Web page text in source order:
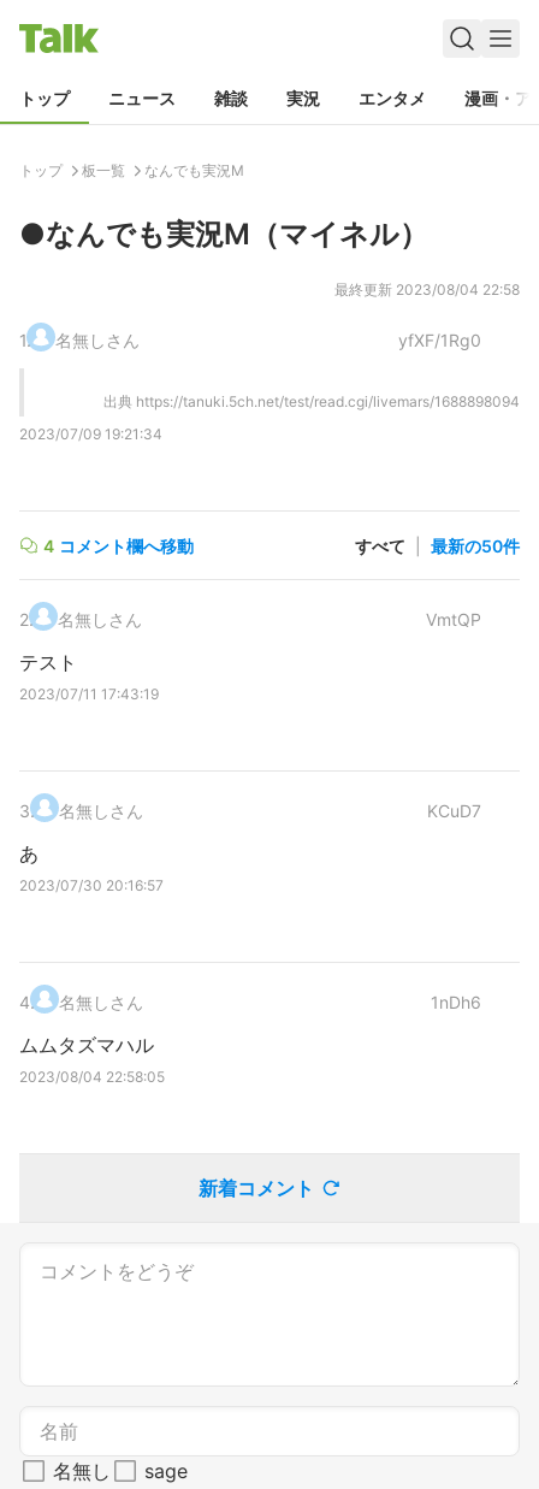
トップ ニュース 雑談 実況 エンタメ 漫画・ア
トップ 板一覧 なんでも実況M
●なんでも実況M（マイネル）
最終更新 2023/08/04 22:58
1. 名無しさん yfXF/1Rg0
出典 https://tanuki.5ch.net/test/read.cgi/livemars/1688898094
2023/07/09 19:21:34
4 コメント欄へ移動 すべて 最新の50件
2. 名無しさん VmtQP
テスト
2023/07/11 17:43:19
3. 名無しさん KCuD7
あ
2023/07/30 20:16:57
4. 名無しさん 1nDh6
ムムタズマハル
2023/08/04 22:58:05
新着コメント
名無し sage